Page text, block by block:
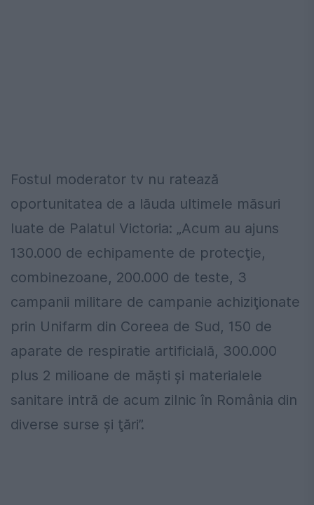
Fostul moderator tv nu ratează
oportunitatea de a lăuda ultimele măsuri
luate de Palatul Victoria: „Acum au ajuns
130.000 de echipamente de protecţie,
combinezoane, 200.000 de teste, 3
campanii militare de campanie achiziţionate
prin Unifarm din Coreea de Sud, 150 de
aparate de respiratie artificială, 300.000
plus 2 milioane de măşti şi materialele
sanitare intră de acum zilnic în România din
diverse surse şi ţări”.